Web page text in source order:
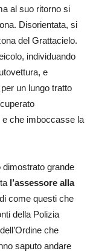
al suo ritorno si
Disorientata, si
del Grattacielo.
individuando
e
un lungo tratto
e che imboccasse la
dimostrato grande
l’assessore alla
come questi che
della Polizia
che
saputo andare